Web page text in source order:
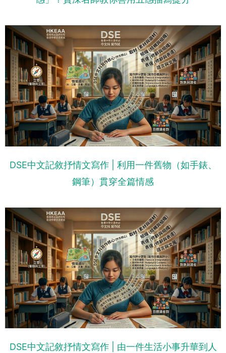
DSE中文記敘抒情文寫作 | 利用一件舊物（如手錶、
鋼筆）貫穿全篇情感
DSE中文記敘抒情文寫作 | 由一件生活小事升華到人